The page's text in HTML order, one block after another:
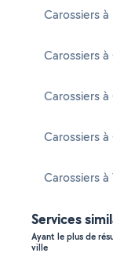
Carossiers à
Carossiers
Carossiers
Carossiers
Carossiers
Services
Ayant le plus de
ville